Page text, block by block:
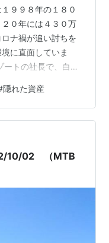
９９８年の１８０
０年には４３０万
ナ禍が追い討ちを
に直面していま
トの社長で、白馬
ろ！」（東洋経済
下を補うためどのよ
、その創意工夫や
原点となるのは次
何によって収益を
定義す…
隠れた資産
10/02 （MTB